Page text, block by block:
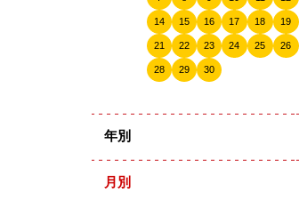
14 15 16 17 18 19
21 22 23 24 25 26
28 29 30
年別
月別